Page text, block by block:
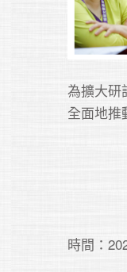
為擴大研
全面地推
時間：